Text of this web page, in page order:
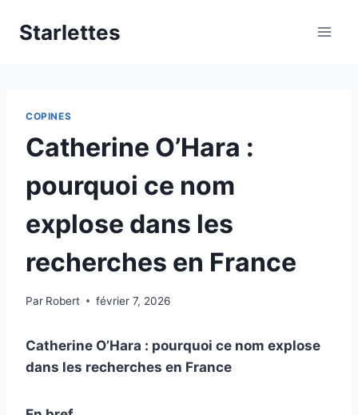
Starlettes
COPINES
Catherine O’Hara :
pourquoi ce nom
explose dans les
recherches en France
Par Robert février 7, 2026
Catherine O’Hara : pourquoi ce nom explose
dans les recherches en France